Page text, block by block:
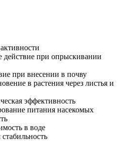
действие при опрыскивании
при внесении в почву
в растения через листья и
эффективность
питания насекомых
в воде